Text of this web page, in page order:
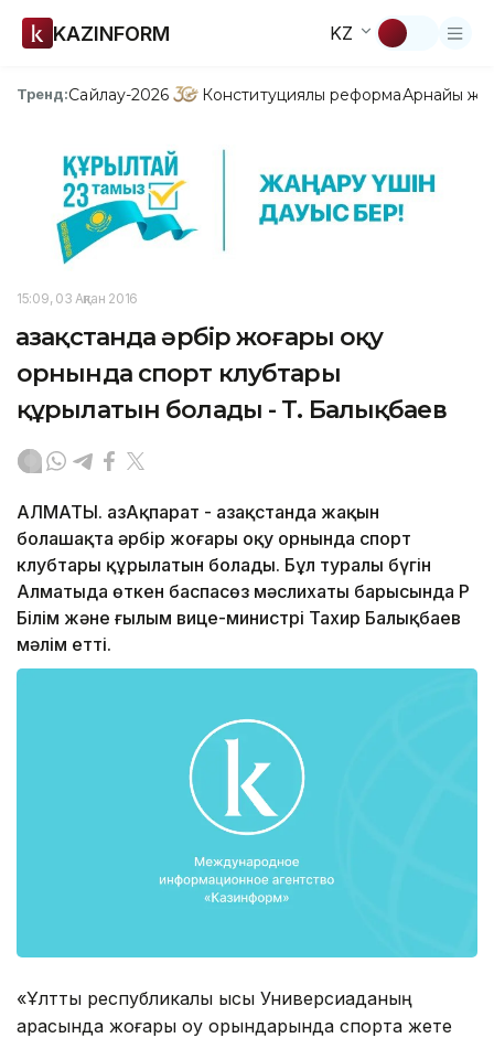
KAZINFORM KZ
Тренд:Сайлау-2026 Конституциялық реформаАрнайы
15:09, 03 Ақпан 2016
Қазақстанда әрбір жоғары оқу
орнында спорт клубтары
құрылатын болады - Т. Балықбаев
АЛМАТЫ. ҚазАқпарат - Қазақстанда жақын
болашақта әрбір жоғары оқу орнында спорт
клубтары құрылатын болады. Бұл туралы бүгін
Алматыда өткен баспасөз мәслихаты барысында ҚР
Білім және ғылым вице-министрі Тахир Балықбаев
мәлім етті.
«Ұлттық республикалық қысқы Универсиаданың
арқасында жоғары оқу орындарында спортқа жете